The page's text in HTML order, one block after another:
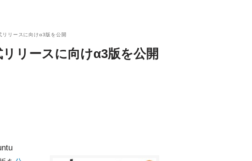
リースに向けα3版を公開
リースに向けα3版を公開